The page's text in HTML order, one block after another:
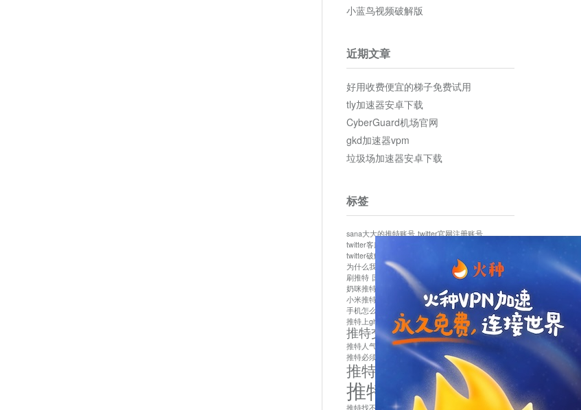
小蓝鸟视频破解版
近期文章
好用收费便宜的梯子免费试用
tly加速器安卓下载
CyberGuard机场官网
gkd加速器vpm
垃圾场加速器安卓下载
标签
sana大大的推特账号 twitter官网注册账号
twitter客服
twitter破解版下载
为什么我推特无法保存设置
作者sana推特是什么
刷推特 国内为什么不能用twitter 国内能用twitter吗
奶咪推特
如何找回推特密码
小米推特闪退是怎么回事 怎么看推特上的视频
手机怎么注册推特账号
推特devil
推特上ghs的女博主
推特交友软件app下载
推特人气萌货小蔡头喵喵喵 推特实名制
推特必须用外网吗
推特怎么取消关联手机号
推特怎么看敏感内容苹果
推特找不到账号 推特注册必须要手机号